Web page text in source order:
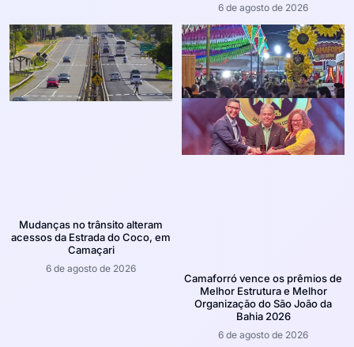
6 de agosto de 2026
Mudanças no trânsito alteram
acessos da Estrada do Coco, em
Camaçari
6 de agosto de 2026
Camaforró vence os prêmios de
Melhor Estrutura e Melhor
Organização do São João da
Bahia 2026
6 de agosto de 2026